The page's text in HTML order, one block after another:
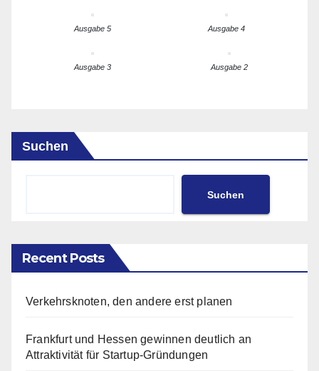
Ausgabe 5 Ausgabe 4
Ausgabe 3 Ausgabe 2
Suchen
Suchen
Recent Posts
Verkehrsknoten, den andere erst planen
Frankfurt und Hessen gewinnen deutlich an
Attraktivität für Startup-Gründungen